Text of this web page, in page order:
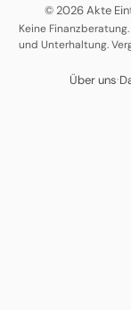
© 2026 Akte
Keine
und Unterhaltung.
Über uns·